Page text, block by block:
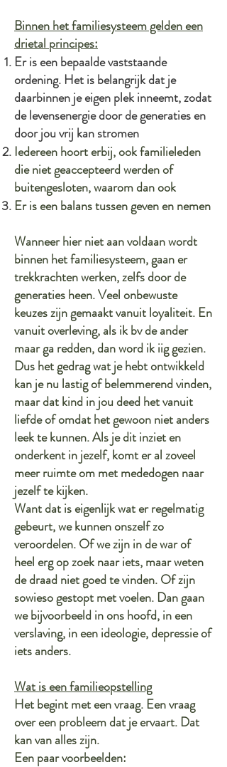
Binnen het familiesysteem gelden een
drietal principes:
Er is een bepaalde vaststaande
ordening. Het is belangrijk dat je
daarbinnen je eigen plek inneemt, zodat
de levensenergie door de generaties en
door jou vrij kan stromen
Iedereen hoort erbij, ook familieleden
die niet geaccepteerd werden of
buitengesloten, waarom dan ook
Er is een balans tussen geven en nemen
Wanneer hier niet aan voldaan wordt
binnen het familiesysteem, gaan er
trekkrachten werken, zelfs door de
generaties heen. Veel onbewuste
keuzes zijn gemaakt vanuit loyaliteit. En
vanuit overleving, als ik bv de ander
maar ga redden, dan word ik iig gezien.
Dus het gedrag wat je hebt ontwikkeld
kan je nu lastig of belemmerend vinden,
maar dat kind in jou deed het vanuit
liefde of omdat het gewoon niet anders
leek te kunnen. Als je dit inziet en
onderkent in jezelf, komt er al zoveel
meer ruimte om met mededogen naar
jezelf te kijken.
Want dat is eigenlijk wat er regelmatig
gebeurt, we kunnen onszelf zo
veroordelen. Of we zijn in de war of
heel erg op zoek naar iets, maar weten
de draad niet goed te vinden. Of zijn
sowieso gestopt met voelen. Dan gaan
we bijvoorbeeld in ons hoofd, in een
verslaving, in een ideologie, depressie of
iets anders.
Wat is een familieopstelling
Het begint met een vraag. Een vraag
over een probleem dat je ervaart. Dat
kan van alles zijn.
Een paar voorbeelden: